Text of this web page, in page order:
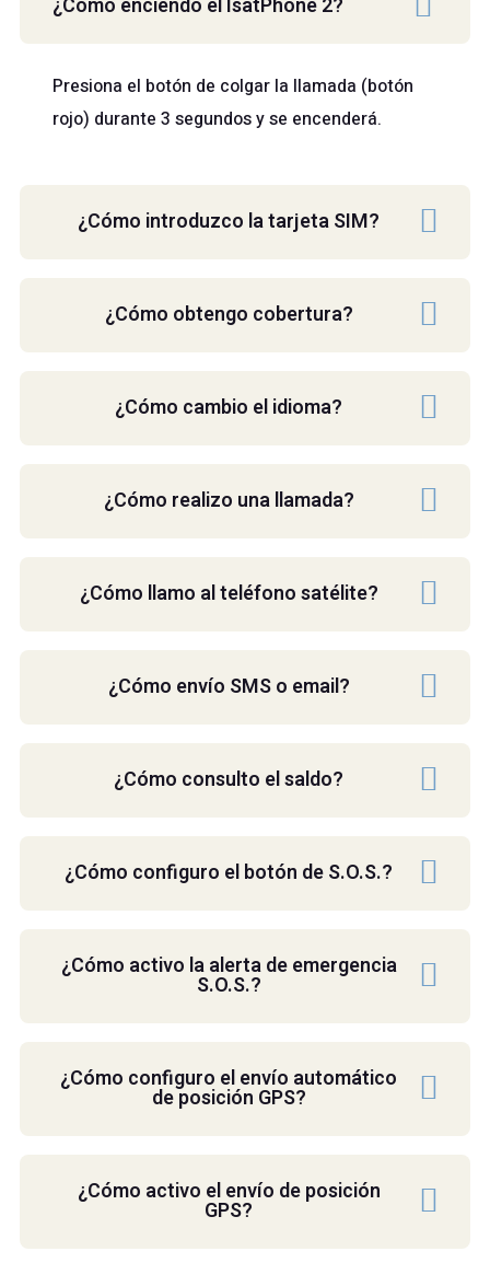
Presiona el botón de colgar la llamada (botón
rojo) durante 3 segundos y se encenderá.
¿Cómo introduzco la tarjeta SIM?
¿Cómo obtengo cobertura?
¿Cómo cambio el idioma?
¿Cómo realizo una llamada?
¿Cómo llamo al teléfono satélite?
¿Cómo envío SMS o email?
¿Cómo consulto el saldo?
¿Cómo configuro el botón de S.O.S.?
¿Cómo activo la alerta de emergencia
S.O.S.?
¿Cómo configuro el envío automático
de posición GPS?
¿Cómo activo el envío de posición
GPS?